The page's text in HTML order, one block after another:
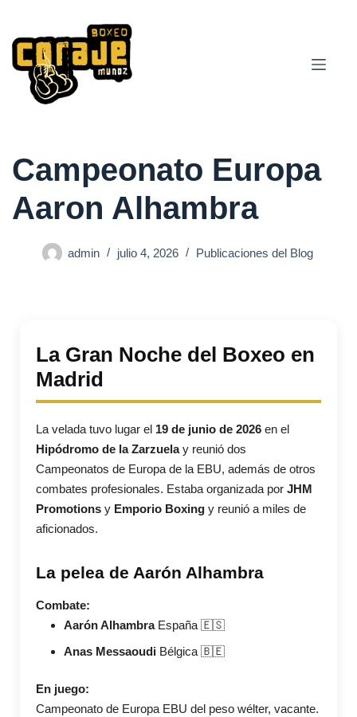
al
contenido
Campeonato Europa
Aaron Alhambra
admin julio 4, 2026 Publicaciones del Blog
La Gran Noche del Boxeo en
Madrid
La velada tuvo lugar el 19 de junio de 2026 en el
Hipódromo de la Zarzuelay reunió dos
Campeonatos de Europa de la EBU, además de otros
combates profesionales. Estaba organizada por JHM
Promotions y Emporio Boxing y reunió a miles de
aficionados.
La pelea de Aarón Alhambra
Combate:
Aarón AlhambraEspaña 🇪🇸
Anas Messaoudi Bélgica 🇧🇪
En juego:
Campeonato de Europa EBU del peso wélter, vacante.